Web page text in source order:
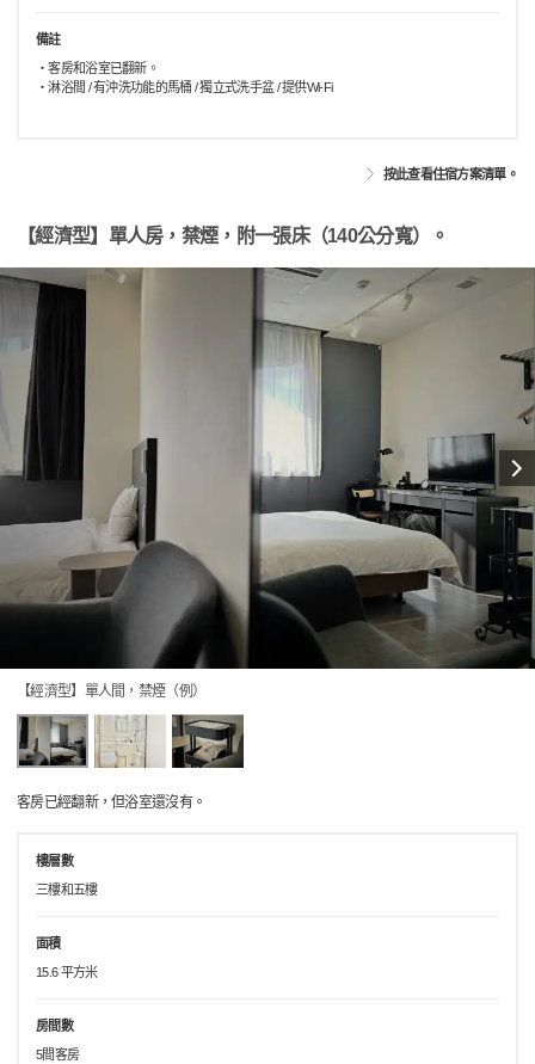
備註
・客房和浴室已翻新。
・淋浴間 / 有沖洗功能的馬桶 / 獨立式洗手盆 / 提供Wi-Fi
按此查看住宿方案清單。
【經濟型】單人房，禁煙，附一張床（140公分寬）。
【經濟型】單人間，禁煙（例）
客房已經翻新，但浴室還沒有。
樓層數
三樓和五樓
面積
15.6 平方米
房間數
5間客房